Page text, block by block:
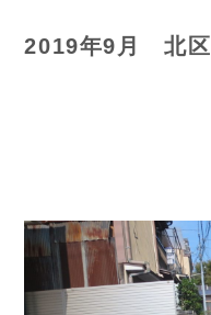
2019年9月 北区